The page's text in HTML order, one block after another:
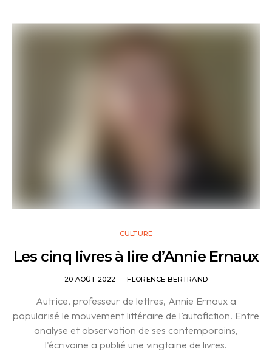
CULTURE
Les cinq livres à lire d’Annie Ernaux
20 AOÛT 2022 FLORENCE BERTRAND
Autrice, professeur de lettres, Annie Ernaux a
popularisé le mouvement littéraire de l’autofiction. Entre
analyse et observation de ses contemporains,
l'écrivaine a publié une vingtaine de livres.